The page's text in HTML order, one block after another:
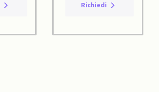
Richiedi